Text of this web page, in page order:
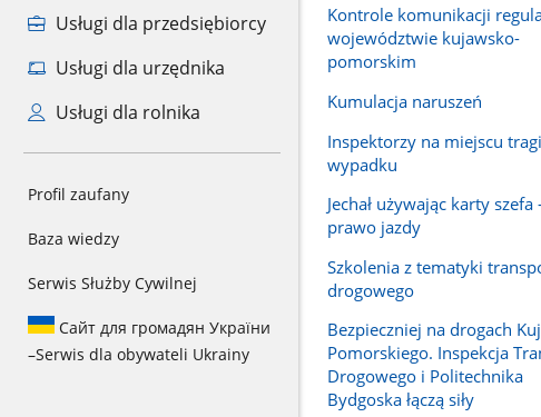
Usługi dla przedsiębiorcy
Usługi dla urzędnika
Usługi dla rolnika
Profil zaufany
Baza wiedzy
Serwis Służby Cywilnej
Сайт для громадян України
–Serwis dla obywateli Ukrainy
Kontrole komunikacji
województwie kujawsko-
pomorskim
Kumulacja naruszeń
Inspektorzy na miejscu
wypadku
Jechał używając karty szefa
prawo jazdy
Szkolenia z tematyki
drogowego
Bezpieczniej na drogach
Pomorskiego. Inspekcja
Drogowego i Politechnika
Bydgoska łączą siły